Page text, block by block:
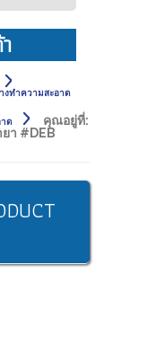
างทำความสะอาด
าด
คุณอยู่ที่:
า #DEB